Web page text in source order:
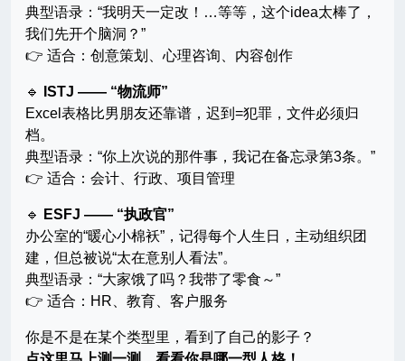
典型语录：“我明天一定改！…等等，这个idea太棒了，
我们先开个脑洞？”
👉 适合：创意策划、心理咨询、内容创作
🔹
ISTJ —— “物流师”
Excel表格比男朋友还靠谱，迟到=犯罪，文件必须归
档。
典型语录：“你上次说的那件事，我记在备忘录第3条。”
👉 适合：会计、行政、项目管理
🔹
ESFJ —— “执政官”
办公室的“暖心小棉袄”，记得每个人生日，主动组织团
建，但总被说“太在意别人看法”。
典型语录：“大家饿了吗？我带了零食～”
👉 适合：HR、教育、客户服务
你是不是在某个类型里，看到了自己的影子？